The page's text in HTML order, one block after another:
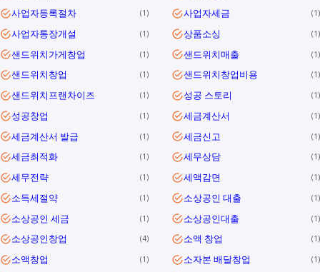
사업자등록절차 1 사업자세금 1
사업자통장개설 1 상품소싱 1
샌드위치가게창업 1 샌드위치매출 1
샌드위치창업 1 샌드위치창업비용 1
샌드위치프랜차이즈 1 성공 스토리 1
성공창업 1 세금계산서 1
세금계산서 발급 1 세금신고 1
세금최적화 1 세무상담 1
세무전략 1 세액감면 1
소득세절약 1 소상공인 대출 1
소상공인 세금 1 소상공인대출 1
소상공인창업 4 소액 창업 1
소액창업 1 소자본 배달창업 1